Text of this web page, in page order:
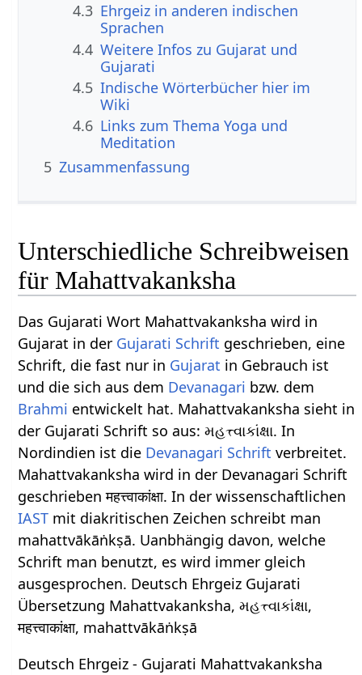
4.3 Ehrgeiz in anderen indischen
Sprachen
4.4 Weitere Infos zu Gujarat und
Gujarati
4.5 Indische Wörterbücher hier im
Wiki
4.6 Links zum Thema Yoga und
Meditation
5 Zusammenfassung
Unterschiedliche Schreibweisen
für Mahattvakanksha
Das Gujarati Wort Mahattvakanksha wird in
Gujarat in der Gujarati Schrift geschrieben, eine
Schrift, die fast nur in Gujarat in Gebrauch ist
und die sich aus dem Devanagari bzw. dem
Brahmi entwickelt hat. Mahattvakanksha sieht in
der Gujarati Schrift so aus: મહત્ત્વાકાંક્ષા. In
Nordindien ist die Devanagari Schrift verbreitet.
Mahattvakanksha wird in der Devanagari Schrift
geschrieben महत्त्वाकांक्षा. In der wissenschaftlichen
IAST mit diakritischen Zeichen schreibt man
mahattvākāṅkṣā. Uanbhängig davon, welche
Schrift man benutzt, es wird immer gleich
ausgesprochen. Deutsch Ehrgeiz Gujarati
Übersetzung Mahattvakanksha, મહત્ત્વાકાંક્ષા,
महत्त्वाकांक्षा, mahattvākāṅkṣā
Deutsch Ehrgeiz - Gujarati Mahattvakanksha